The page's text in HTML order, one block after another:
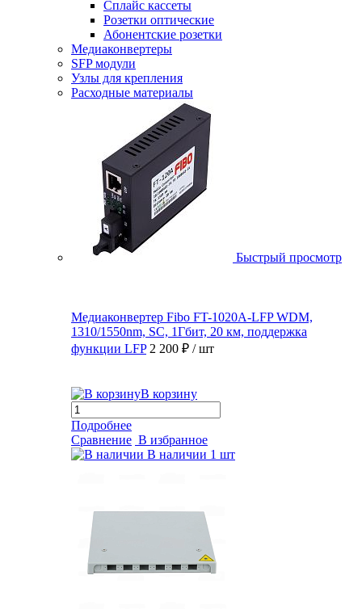
Сплайс кассеты
Розетки оптические
Абонентские розетки
Медиаконвертеры
SFP модули
Узлы для крепления
Расходные материалы
Быстрый просмотр
Медиаконвертер Fibo FT-1020A-LFP WDM,
1310/1550nm, SC, 1Гбит, 20 км, поддержка
функции LFP 2 200 ₽ / шт
В корзину
Подробнее
Сравнение В избранное
В наличии 1 шт